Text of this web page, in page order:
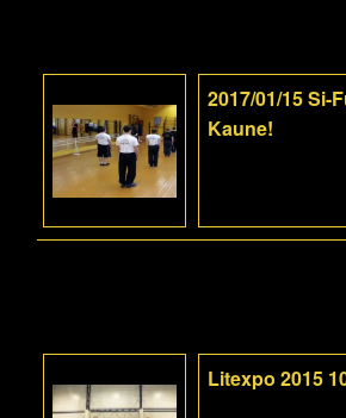
2017/01/15 Si-
Kaune!
Litexpo 2015